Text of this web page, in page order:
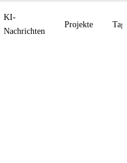
KI-
Nachrichten
Projekte